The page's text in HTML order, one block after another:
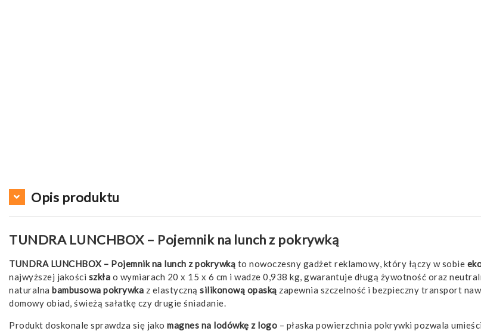
Opis produktu
TUNDRA LUNCHBOX – Pojemnik na lunch z pokrywką
TUNDRA LUNCHBOX – Pojemnik na lunch z pokrywką to nowoczesny gadżet reklamowy, który łączy w sobie
najwyższej jakości szkła o wymiarach 20 x 15 x 6 cm i wadze 0,938 kg, gwarantuje długą żywotność oraz
naturalna bambusowa pokrywka z elastyczną silikonową opaską zapewnia szczelność i bezpieczny transport
domowy obiad, świeżą sałatkę czy drugie śniadanie.
Produkt doskonale sprawdza się jako magnes na lodówkę z logo – płaska powierzchnia pokrywki pozwala